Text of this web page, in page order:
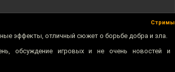
Стримы
эффекты, отличный сюжет о борьбе добра и зла.
обсуждение игровых и не очень новостей и